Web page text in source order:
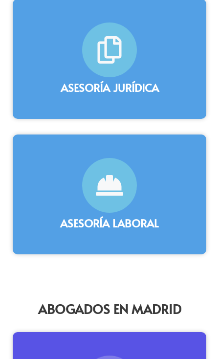
ASESORÍA JURÍDICA
ASESORÍA LABORAL
ABOGADOS EN MADRID